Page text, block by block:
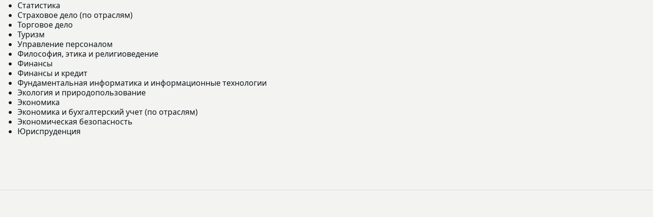
Статистика
Страховое дело (по отраслям)
Торговое дело
Туризм
Управление персоналом
Философия, этика и религиоведение
Финансы
Финансы и кредит
Фундаментальная информатика и информационные технологии
Экология и природопользование
Экономика
Экономика и бухгалтерский учет (по отраслям)
Экономическая безопасность
Юриспруденция